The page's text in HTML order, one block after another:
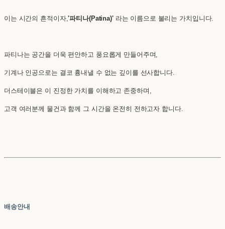
이는 시간의 흔적이자,'파티나(Patina)'라는 이름으로 불리는 가치입니다.
파티나는 공간을 더욱 편안하고 풍요롭게 만들어주며,
기계나 인공으로는 결코 흉내낼 수 없는 깊이를 선사합니다.
더스테이블은 이 진정한 가치를 이해하고 존중하며,
고객 여러분께 물건과 함께 그 시간을 온전히 전하고자 합니다.
배송안내